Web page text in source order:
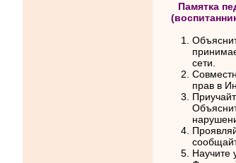
Памятка
сети.
прав в
Научите